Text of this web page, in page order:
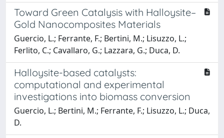
Toward Green Catalysis with Halloysite–
Gold Nanocomposites Materials
Guercio, L.; Ferrante, F.; Bertini, M.; Lisuzzo, L.;
Ferlito, C.; Cavallaro, G.; Lazzara, G.; Duca, D.
Halloysite-based catalysts:
computational and experimental
investigations into biomass conversion
Guercio, L.; Bertini, M.; Ferrante, F.; Lisuzzo, L.; Duca,
D.